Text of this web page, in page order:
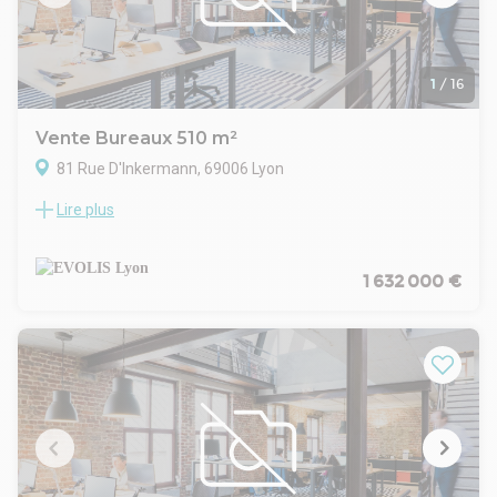
1 / 16
Vente Bureaux 510 m²
81 Rue D'Inkermann, 69006 Lyon
A Lyon 6ème, découvrez des bureaux en parfait état
environnement calme et recherché. Un bien rare, complété
par un jardin privatif, un véritable atout en coeur de ville, avec
Interphone + badge
Partie commune soignée
Jardin privatif
Entrée privative
Sol paquet et PVC
Dalle de faux plafond
Eclairage LED
Lire plus
1 632 000 €